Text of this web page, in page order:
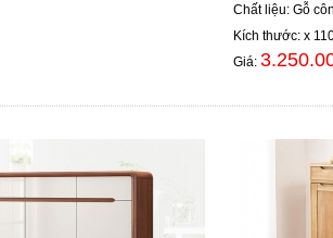
Chất liệu: Gỗ
Kích thước: x
Giá: